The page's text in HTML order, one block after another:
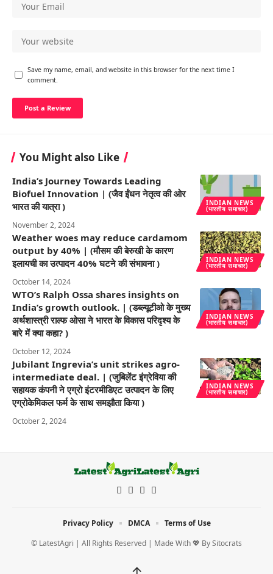
Save my name, email, and website in this browser for the next time I
comment.
You Might also Like
INDIAN NEWS
(भारतीय समाचार)
India’s Journey Towards Leading
Biofuel Innovation | (जैव ईंधन नेतृत्व की ओर
भारत की यात्रा )
November 2, 2024
INDIAN NEWS
(भारतीय समाचार)
Weather woes may reduce cardamom
output by 40% | (मौसम की बेरुखी के कारण
इलायची का उत्पादन 40% घटने की संभावना )
October 14, 2024
INDIAN NEWS
(भारतीय समाचार)
WTO’s Ralph Ossa shares insights on
India’s growth outlook. | (डब्ल्यूटीओ के मुख्य
अर्थशास्त्री राल्फ ओसा ने भारत के विकास परिदृश्य के
बारे में क्या कहा? )
October 12, 2024
INDIAN NEWS
(भारतीय समाचार)
Jubilant Ingrevia’s unit strikes agro-
intermediate deal. | (जुबिलेंट इंग्रेविया की
सहायक कंपनी ने एग्रो इंटरमीडिएट उत्पादन के लिए
एग्रोकेमिकल फर्म के साथ समझौता किया )
October 2, 2024
© LatestAgri | All Rights Reserved | Made With 💖 BySitocrats
Privacy Policy DMCA Terms of Use